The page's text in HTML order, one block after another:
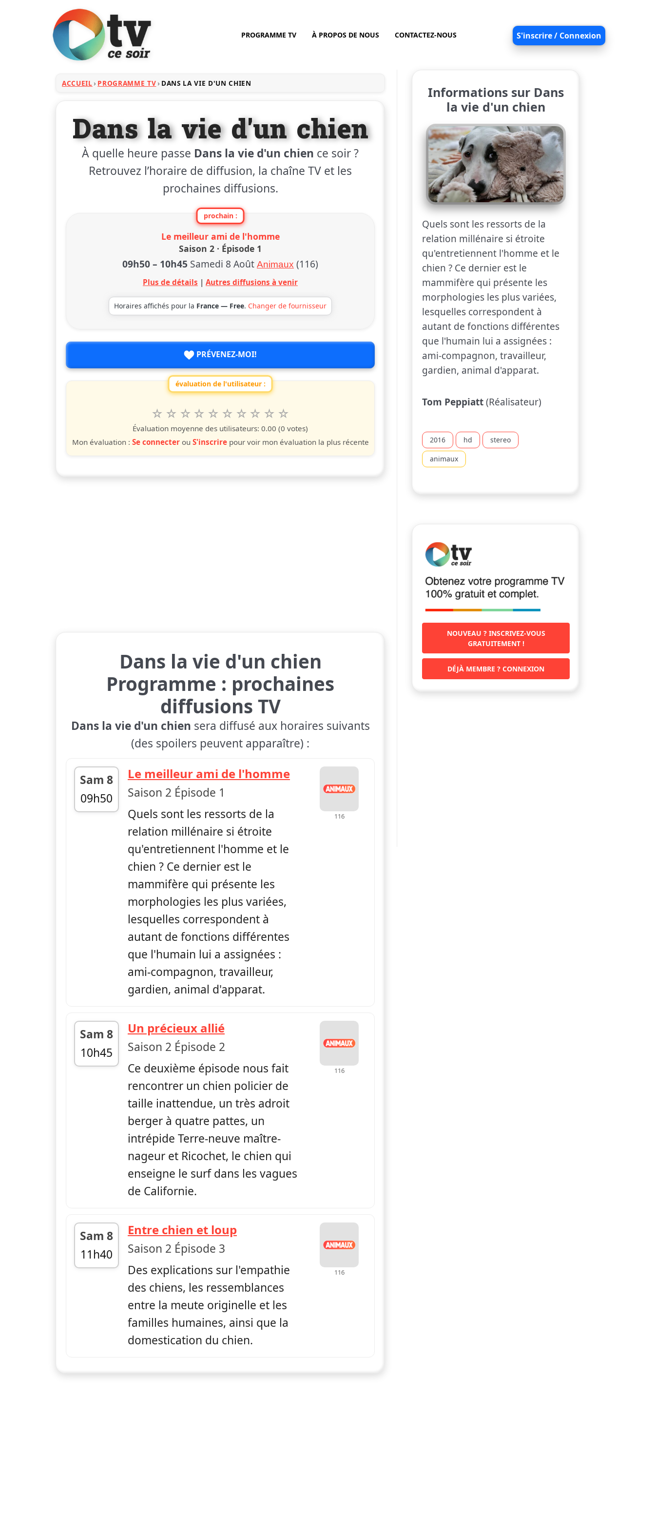
PROGRAMME TV À PROPOS DE NOUS CONTACTEZ-NOUS S'inscrire / Connexion
ACCUEIL PROGRAMME TV DANS LA VIE D'UN CHIEN
Dans la vie d'un chien
À quelle heure passe Dans la vie d'un chien ce soir ?
Retrouvez l’horaire de diffusion, la chaîne TV et les
prochaines diffusions.
prochain :
Le meilleur ami de l'homme
Saison 2 · Épisode 1
09h50– 10h45 Samedi 8 Août Animaux (116)
Plus de détails | Autres diffusions à venir
Horaires affichés pour la France — Free. Changer de fournisseur
PRÉVENEZ-MOI!
évaluation de l'utilisateur :
Valuta questo spettacolo da 1 a 10 étoiles
10
étoiles
9
étoiles
8
étoiles
7
étoiles
6
étoiles
5
étoiles
4
étoiles
3
étoiles
2
étoiles
étoile
Évaluation moyenne des utilisateurs: 0.00 (0 votes)
Mon évaluation : Se connecterou S'inscrirepour voir mon évaluation la plus récente
Dans la vie d'un chien
Programme : prochaines
diffusions TV
Dans la vie d'un chien sera diffusé aux horaires suivants
(des spoilers peuvent apparaître) :
Sam 8
09h50
fin 10h45
Le meilleur ami de l'homme— Dans la vie d'un chien
Saison 2 Épisode 1
Quels sont les ressorts de la
relation millénaire si étroite
qu'entretiennent l'homme et le
chien ? Ce dernier est le
mammifère qui présente les
morphologies les plus variées,
lesquelles correspondent à
autant de fonctions différentes
que l'humain lui a assignées :
ami-compagnon, travailleur,
gardien, animal d'apparat.
116
Sam 8
10h45
fin 11h40
Un précieux allié— Dans la vie d'un chien
Saison 2 Épisode 2
Ce deuxième épisode nous fait
rencontrer un chien policier de
taille inattendue, un très adroit
berger à quatre pattes, un
intrépide Terre-neuve maître-
nageur et Ricochet, le chien qui
enseigne le surf dans les vagues
de Californie.
116
Sam 8
11h40
fin 12h35
Entre chien et loup — Dans la vie d'un chien
Saison 2 Épisode 3
Des explications sur l'empathie
des chiens, les ressemblances
entre la meute originelle et les
familles humaines, ainsi que la
domestication du chien.
116
Informations sur Dans
la vie d'un chien
Quels sont les ressorts de la
relation millénaire si étroite
qu'entretiennent l'homme et le
chien ? Ce dernier est le
mammifère qui présente les
morphologies les plus variées,
lesquelles correspondent à
autant de fonctions différentes
que l'humain lui a assignées :
ami-compagnon, travailleur,
gardien, animal d'apparat.
Tom Peppiatt(Réalisateur)
2016 hd stereo
animaux
NOUVEAU ? INSCRIVEZ-VOUS
GRATUITEMENT !
DÉJÀ MEMBRE ? CONNEXION